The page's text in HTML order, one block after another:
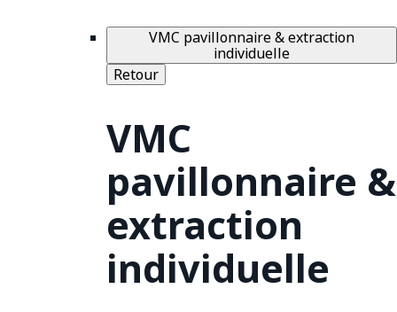
VMC pavillonnaire & extraction
individuelle
Retour
VMC
pavillonnaire &
extraction
individuelle